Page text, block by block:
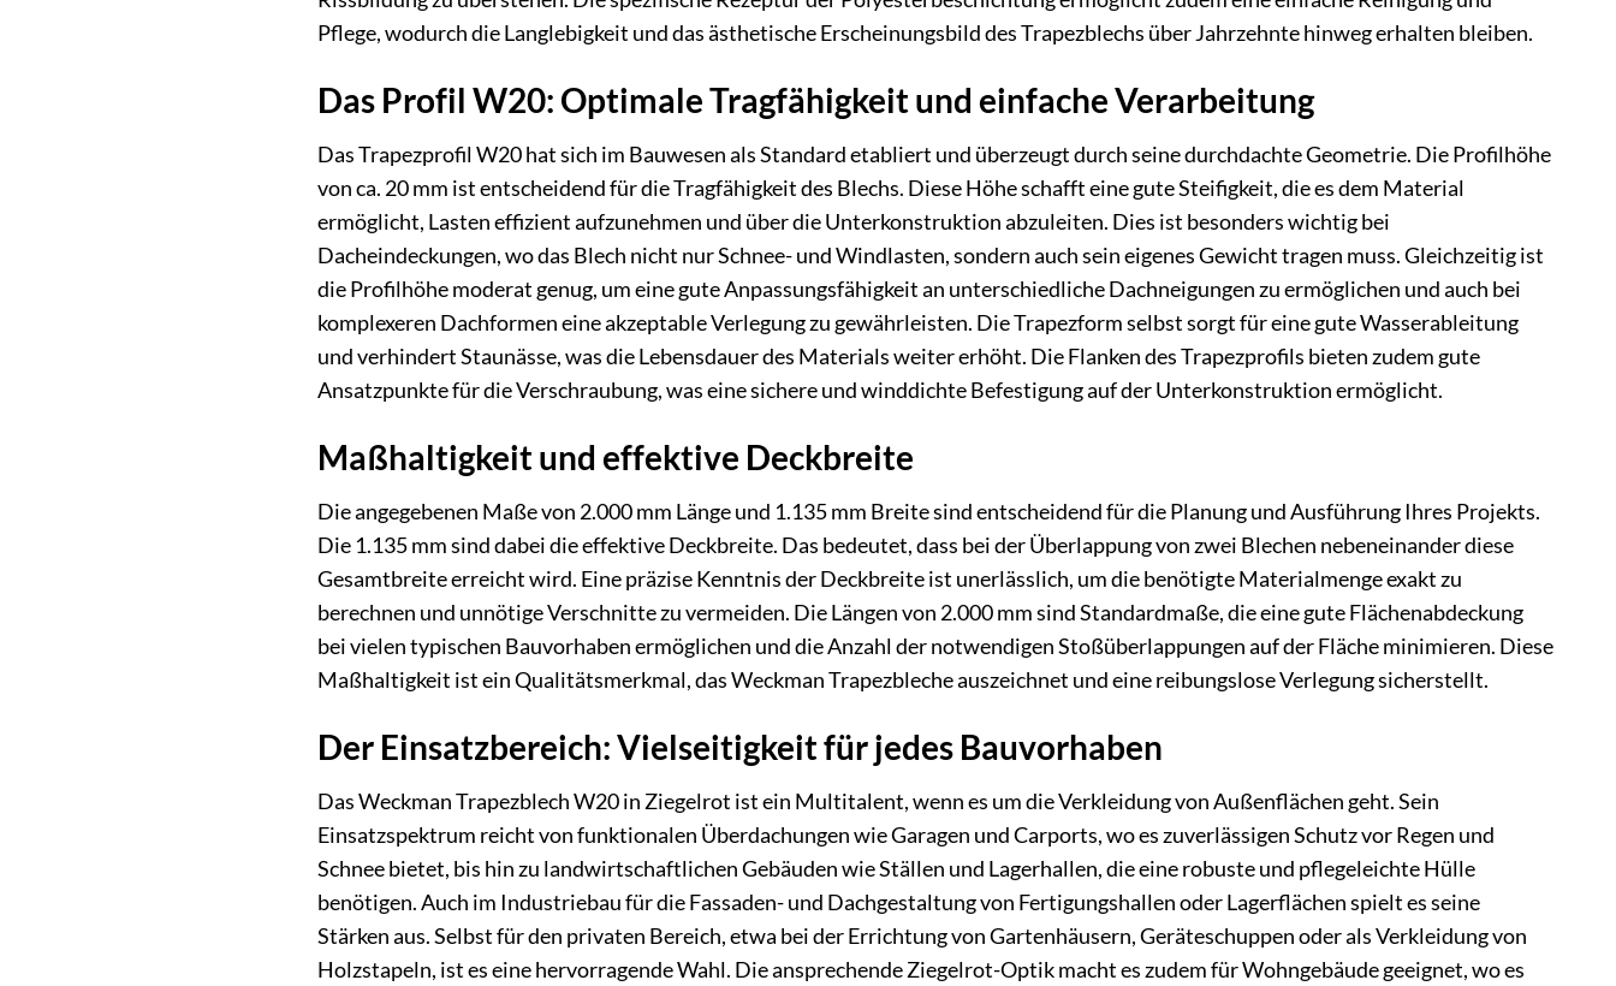
Pflege, wodurch die Langlebigkeit und das ästhetische Erscheinungsbild des Trapezblechs über Jahrzehnte hinweg erhalten bleiben.
Das Profil W20: Optimale Tragfähigkeit und einfache Verarbeitung
Das Trapezprofil W20 hat sich im Bauwesen als Standard etabliert und überzeugt durch seine durchdachte Geometrie. Die Profilhöhe
von ca. 20 mm ist entscheidend für die Tragfähigkeit des Blechs. Diese Höhe schafft eine gute Steifigkeit, die es dem Material
ermöglicht, Lasten effizient aufzunehmen und über die Unterkonstruktion abzuleiten. Dies ist besonders wichtig bei
Dacheindeckungen, wo das Blech nicht nur Schnee- und Windlasten, sondern auch sein eigenes Gewicht tragen muss. Gleichzeitig ist
die Profilhöhe moderat genug, um eine gute Anpassungsfähigkeit an unterschiedliche Dachneigungen zu ermöglichen und auch bei
komplexeren Dachformen eine akzeptable Verlegung zu gewährleisten. Die Trapezform selbst sorgt für eine gute Wasserableitung
und verhindert Staunässe, was die Lebensdauer des Materials weiter erhöht. Die Flanken des Trapezprofils bieten zudem gute
Ansatzpunkte für die Verschraubung, was eine sichere und winddichte Befestigung auf der Unterkonstruktion ermöglicht.
Maßhaltigkeit und effektive Deckbreite
Die angegebenen Maße von 2.000 mm Länge und 1.135 mm Breite sind entscheidend für die Planung und Ausführung Ihres Projekts.
Die 1.135 mm sind dabei die effektive Deckbreite. Das bedeutet, dass bei der Überlappung von zwei Blechen nebeneinander diese
Gesamtbreite erreicht wird. Eine präzise Kenntnis der Deckbreite ist unerlässlich, um die benötigte Materialmenge exakt zu
berechnen und unnötige Verschnitte zu vermeiden. Die Längen von 2.000 mm sind Standardmaße, die eine gute Flächenabdeckung
bei vielen typischen Bauvorhaben ermöglichen und die Anzahl der notwendigen Stoßüberlappungen auf der Fläche minimieren. Diese
Maßhaltigkeit ist ein Qualitätsmerkmal, das Weckman Trapezbleche auszeichnet und eine reibungslose Verlegung sicherstellt.
Der Einsatzbereich: Vielseitigkeit für jedes Bauvorhaben
Das Weckman Trapezblech W20 in Ziegelrot ist ein Multitalent, wenn es um die Verkleidung von Außenflächen geht. Sein
Einsatzspektrum reicht von funktionalen Überdachungen wie Garagen und Carports, wo es zuverlässigen Schutz vor Regen und
Schnee bietet, bis hin zu landwirtschaftlichen Gebäuden wie Ställen und Lagerhallen, die eine robuste und pflegeleichte Hülle
benötigen. Auch im Industriebau für die Fassaden- und Dachgestaltung von Fertigungshallen oder Lagerflächen spielt es seine
Stärken aus. Selbst für den privaten Bereich, etwa bei der Errichtung von Gartenhäusern, Geräteschuppen oder als Verkleidung von
Holzstapeln, ist es eine hervorragende Wahl. Die ansprechende Ziegelrot-Optik macht es zudem für Wohngebäude geeignet, wo es